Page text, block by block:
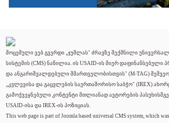
მოცემული ვებ გვერდი „ჯუმლას" ძრავზე შექმნილი
სისტემის (CMS) ნაწილია. ის USAID-ის მიერ დაფინანსებული
და ანგარიშვალდებული მმართველობისთვის" (M-TAG)
„კვლევისა და გაცვლების საერთაშორისო საბჭო" (IREX)
გამოქვეყნებული კონტენტი მთლიანად ავტორების
USAID-ისა და IREX-ის პოზიციას.
This web page is part of Joomla based universal CMS system, which